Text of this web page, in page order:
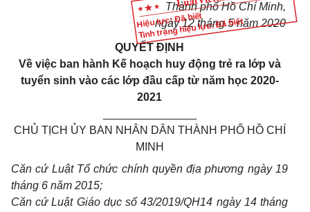
Hiệu lực: Đã biết
Tình trạng hiệu lực: Đã biết
Thành phố Hồ Chí Minh,
ngày 12 tháng 5 năm2020
QUYẾT ĐỊNH
Về việc ban hành Kế hoạch huy động trẻ ra lớp và
tuyển sinh vào các lớp đầu cấp từ năm học 2020-
2021
CHỦ TỊCH ỦY BAN NHÂN DÂN THÀNH PHỐ HỒ CHÍ
MINH
Căn cứ Luật Tổ chức chính quyền địa phương ngày 19
tháng 6 năm 2015;
Căn cứ Luật Giáo dục số 43/2019/QH14 ngày 14 tháng